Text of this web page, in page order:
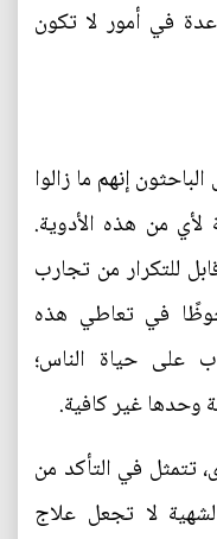
في أمور لا تكون
إنهم ما زالوا
لأي من هذه الأدوية.
للتكرار من تجارب
في تعاطي هذه
على حياة الناس؛
وحدها غير كافية.
تتمثل في التأكد من
لا تجعل علاج